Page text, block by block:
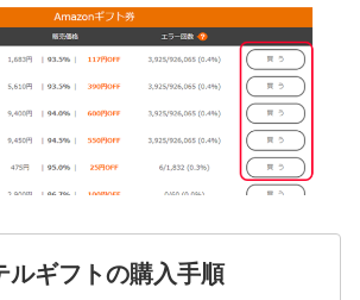
ルギフトの購入手順